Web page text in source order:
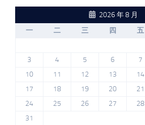
2026 年 8 月
一
二 三 四 五
3
4 5 6 7
10
11 12 13 14
17
18 19 20 21
24
25 26 27 28
31